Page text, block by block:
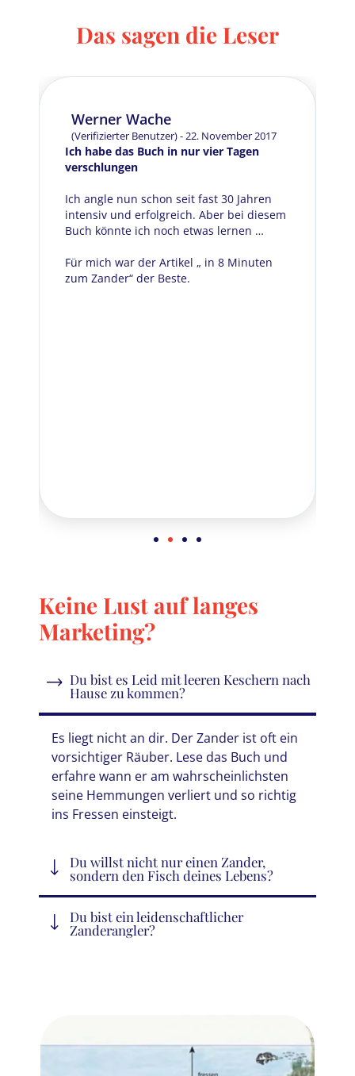
Das sagen die Leser
Werner Wache
(Verifizierter Benutzer) - 22. November 2017
Ich habe das Buch in nur vier Tagen
verschlungen
Ich angle nun schon seit fast 30 Jahren
intensiv und erfolgreich. Aber bei diesem
Buch könnte ich noch etwas lernen …
Für mich war der Artikel „ in 8 Minuten
zum Zander“ der Beste.
Keine Lust auf langes
Marketing?
Du bist es Leid mit leeren Keschern nach
Hause zu kommen?
Es liegt nicht an dir. Der Zander ist oft ein
vorsichtiger Räuber. Lese das Buch und
erfahre wann er am wahrscheinlichsten
seine Hemmungen verliert und so richtig
ins Fressen einsteigt.
Du willst nicht nur einen Zander,
sondern den Fisch deines Lebens?
Du bist ein leidenschaftlicher
Zanderangler?